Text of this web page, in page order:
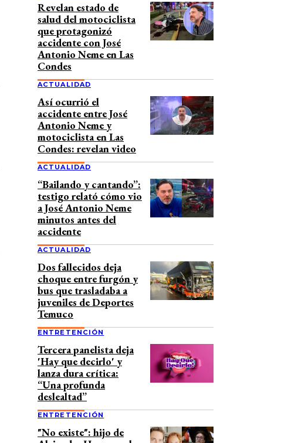
Revelan estado de
salud del motociclista
que protagonizó
accidente con José
Antonio Neme en Las
Condes
ACTUALIDAD
Así ocurrió el
accidente entre José
Antonio Neme y
motociclista en Las
Condes: revelan video
ACTUALIDAD
“Bailando y cantando”:
testigo relató cómo vio
a José Antonio Neme
minutos antes del
accidente
ACTUALIDAD
Dos fallecidos deja
choque entre furgón y
bus que trasladaba a
juveniles de Deportes
Temuco
ENTRETENCIÓN
Tercera panelista deja
'Hay que decirlo' y
lanza dura crítica:
“Una profunda
deslealtad”
ENTRETENCIÓN
"No existe": hijo de